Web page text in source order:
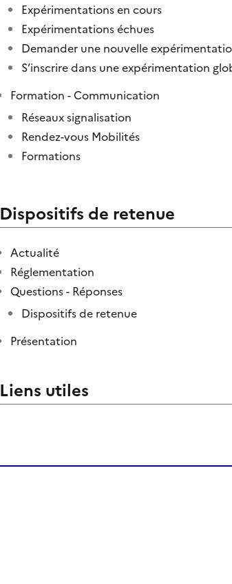
Expérimentations en cours
Expérimentations échues
Demander une nouvelle
S’inscrire dans une expérimentation
Formation - Communication
Réseaux signalisation
Rendez-vous Mobilités
Formations
Dispositifs de retenue
Actualité
Réglementation
Questions - Réponses
Dispositifs de retenue
Présentation
Liens utiles